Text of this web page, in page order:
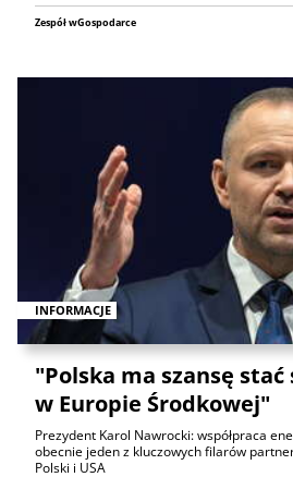
Zespół wGospodarce
INFORMACJE
"Polska ma szansę stać
w Europie Środkowej"
Prezydent Karol Nawrocki: współpraca
obecnie jeden z kluczowych filarów
Polski i USA